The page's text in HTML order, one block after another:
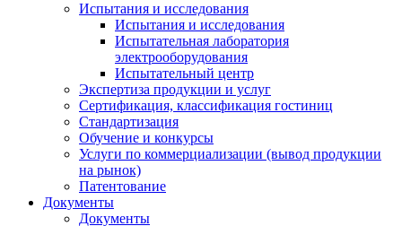
Испытания и исследования
Испытания и исследования
Испытательная лаборатория
электрооборудования
Испытательный центр
Экспертиза продукции и услуг
Сертификация, классификация гостиниц
Стандартизация
Обучение и конкурсы
Услуги по коммерциализации (вывод продукции
на рынок)
Патентование
Документы
Документы